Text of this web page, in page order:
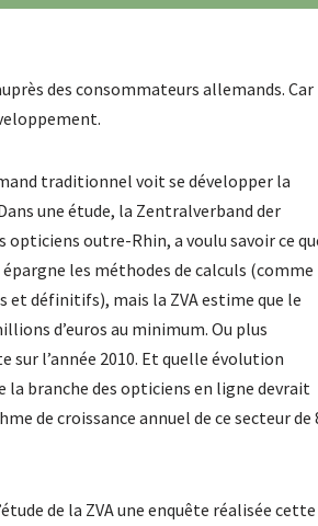
des consommateurs allemands. Car
traditionnel voit se développer la
une étude, la Zentralverband der
outre-Rhin, a voulu savoir ce
les méthodes de calculs (comme
et définitifs), mais la ZVA estime que le
d’euros au minimum. Ou plus
l’année 2010. Et quelle évolution
la branche des opticiens en ligne devrait
de croissance annuel de ce secteur de
de la ZVA une enquête réalisée cette